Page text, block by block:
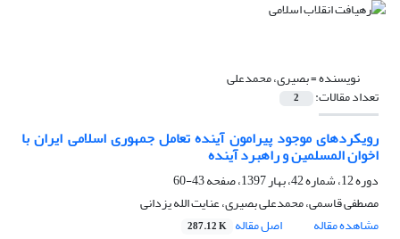
نویسنده =بصیری، محمدعلی
تعداد مقالات: 2
رویکردهای موجود پیرامون آینده تعامل جمهوری اسلامی ایران با
اخوان المسلمین و راهبرد آینده
دوره 12، شماره 42، بهار 1397، صفحه
43-60
مصطفی قاسمی، محمدعلی بصیری، عنایت الله یزدانی
مشاهده مقاله
اصل مقاله 287.12 K